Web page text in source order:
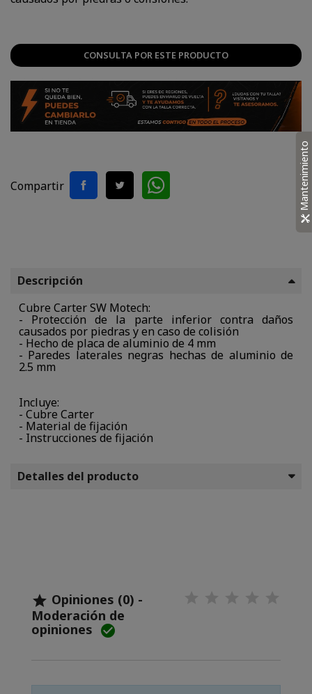
CONSULTA POR ESTE PRODUCTO
Compartir
Descripción
Cubre Carter SW Motech:
- Protección de la parte inferior contra daños
causados por piedras y en caso de colisión
- Hecho de placa de aluminio de 4 mm
- Paredes laterales negras hechas de aluminio de
2.5 mm
Incluye:
- Cubre Carter
- Material de fijación
- Instrucciones de fijación
Detalles del producto
 Opiniones (0) -
Moderación de
opiniones 
Mantenimiento